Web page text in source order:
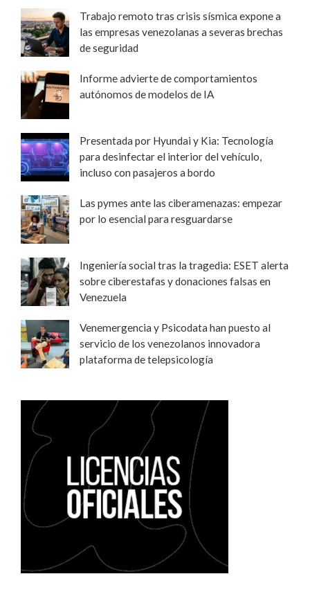
Trabajo remoto tras crisis sísmica expone a
las empresas venezolanas a severas brechas
de seguridad
Informe advierte de comportamientos
autónomos de modelos de IA
Presentada por Hyundai y Kia: Tecnología
para desinfectar el interior del vehículo,
incluso con pasajeros a bordo
Las pymes ante las ciberamenazas: empezar
por lo esencial para resguardarse
Ingeniería social tras la tragedia: ESET alerta
sobre ciberestafas y donaciones falsas en
Venezuela
Venemergencia y Psicodata han puesto al
servicio de los venezolanos innovadora
plataforma de telepsicología